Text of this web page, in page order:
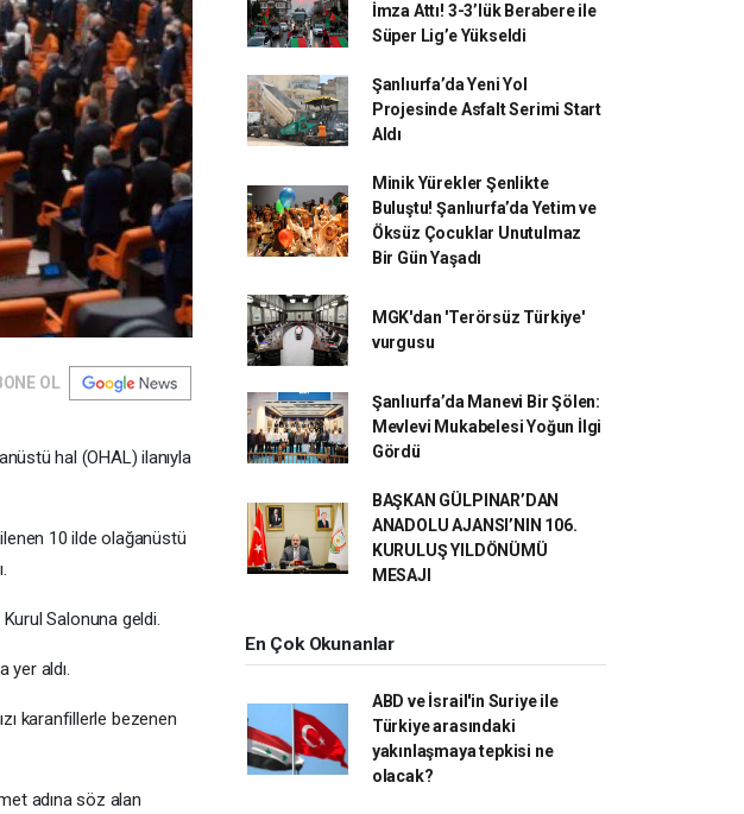
OL
hal (OHAL) ilanıyla
10 ilde olağanüstü
Salonuna geldi.
yer aldı.
karanfillerle bezenen
adına söz alan
İmza Attı! 3-3’lük Berabere ile
Süper Lig’e Yükseldi
Şanlıurfa’da Yeni Yol
Projesinde Asfalt Serimi Start
Aldı
Minik Yürekler Şenlikte
Buluştu! Şanlıurfa’da Yetim ve
Öksüz Çocuklar Unutulmaz
Bir Gün Yaşadı
MGK'dan 'Terörsüz Türkiye'
vurgusu
Şanlıurfa’da Manevi Bir Şölen:
Mevlevi Mukabelesi Yoğun İlgi
Gördü
BAŞKAN GÜLPINAR’DAN
ANADOLU AJANSI’NIN 106.
KURULUŞ YILDÖNÜMÜ
MESAJI
En Çok Okunanlar
ABD ve İsrail'in Suriye ile
Türkiye arasındaki
yakınlaşmaya tepkisi ne
olacak?